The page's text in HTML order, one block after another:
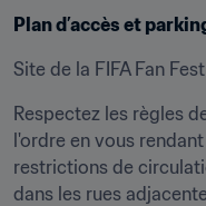
Plan d’accès et
Site de la FIFA Fan
Respectez les règles
l'ordre en vous rendant
restrictions de
dans les rues